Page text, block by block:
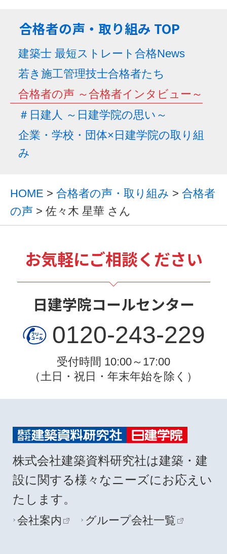
合格者の声・取り組み TOP
建築士 最短ストレート合格News
若き施工管理技士合格者たち
合格者の声 ～合格者インタビュー～
＃日建人 ～日建学院の思い～
企業・学校・団体×日建学院の取り組
み
HOME > 合格者の声・取り組み > 合格者
の声 > 佐々木 星華 さん
お気軽にご相談ください
日建学院コールセンター
0120-243-229
受付時間 10:00～17:00
（土日・祝日・年末年始を除く）
株式会社建築資料研究社は建築・建
設に関する様々なニーズにお応えい
たします。
会社案内 グループ会社一覧